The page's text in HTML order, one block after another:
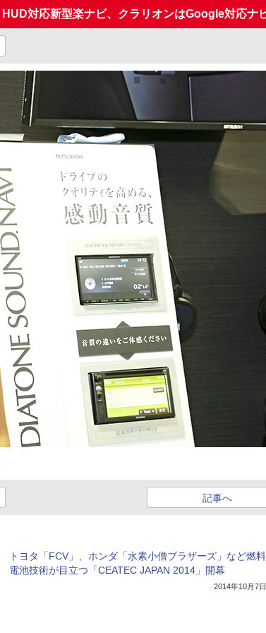
対応新型楽ナビ、クラリオンはGoogle対応ナ
記事へ
トヨタ「FCV」、ホンダ「水素小僧ブラザーズ」など燃料
電池技術が目立つ「CEATEC JAPAN 2014」開幕
2014年10月7日